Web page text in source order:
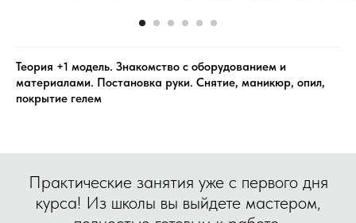
Теория +1 модель. Знакомство с оборудованием и
материалами. Постановка руки. Снятие, маникюр, опил,
покрытие гелем
Практические занятия уже с первого дня
курса! Из школы вы выйдете мастером,